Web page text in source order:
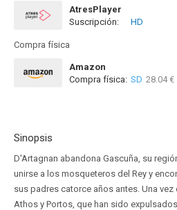
AtresPlayer
Suscripción:
HD
Compra física
Amazon
Compra física: SD 28.04 €
Sinopsis
D'Artagnan abandona Gascuña, su
unirse a los mosqueteros del Rey y
sus padres catorce años antes. Una vez
Athos y Portos, que han sido